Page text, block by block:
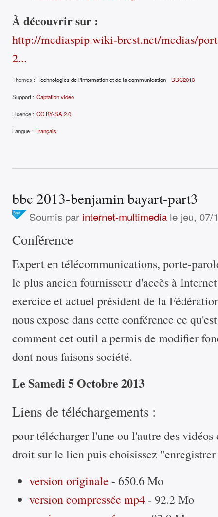
À découvrir sur :
http://mediaspip.wiki-brest.net/medias/
2...
Themes : Technologies de l'information et de la communication BBC2013
Support : Captation vidéo
Licence : CC BY-SA 2.0
Langue : Français
bbc 2013-benjamin bayart-part3
Soumis par internet-multimedia le jeu, 07/
Conférence
Expert en télécommunications, porte-
le plus ancien fournisseur d'accès à
exercice et actuel président de la
nous expose dans cette conférence ce
comment cet outil a permis de modifier
dont nous faisons société.
Le Samedi 5 Octobre 2013
Liens de téléchargements :
pour télécharger l'une ou l'autre des
droit sur le lien puis choisissez
version originale - 650.6 Mo
version compressée mp4 - 92.2 Mo